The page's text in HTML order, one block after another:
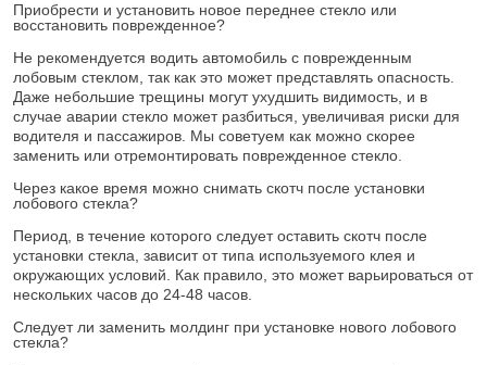
Приобрести и установить новое переднее стекло или
восстановить поврежденное?
Не рекомендуется водить автомобиль с поврежденным
лобовым стеклом, так как это может представлять опасность.
Даже небольшие трещины могут ухудшить видимость, и в
случае аварии стекло может разбиться, увеличивая риски для
водителя и пассажиров. Мы советуем как можно скорее
заменить или отремонтировать поврежденное стекло.
Через какое время можно снимать скотч после установки
лобового стекла?
Период, в течение которого следует оставить скотч после
установки стекла, зависит от типа используемого клея и
окружающих условий. Как правило, это может варьироваться от
нескольких часов до 24-48 часов.
Следует ли заменить молдинг при установке нового лобового
стекла?